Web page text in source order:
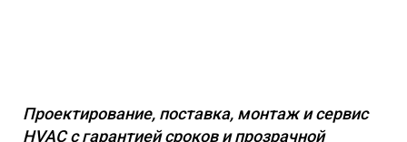
Проектирование, поставка, монтаж и сервис
HVAC с гарантией сроков и прозрачной